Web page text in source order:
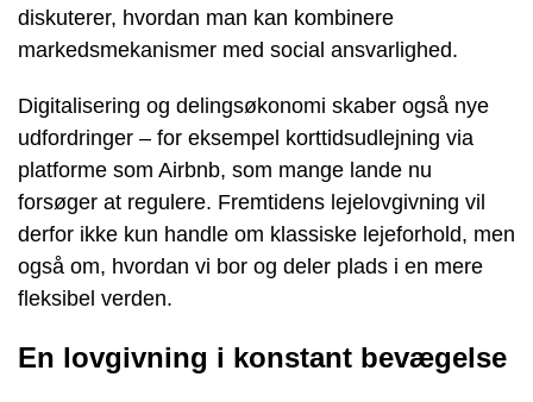
diskuterer, hvordan man kan kombinere
markedsmekanismer med social ansvarlighed.
Digitalisering og delingsøkonomi skaber også nye
udfordringer – for eksempel korttidsudlejning via
platforme som Airbnb, som mange lande nu
forsøger at regulere. Fremtidens lejelovgivning vil
derfor ikke kun handle om klassiske lejeforhold, men
også om, hvordan vi bor og deler plads i en mere
fleksibel verden.
En lovgivning i konstant bevægelse